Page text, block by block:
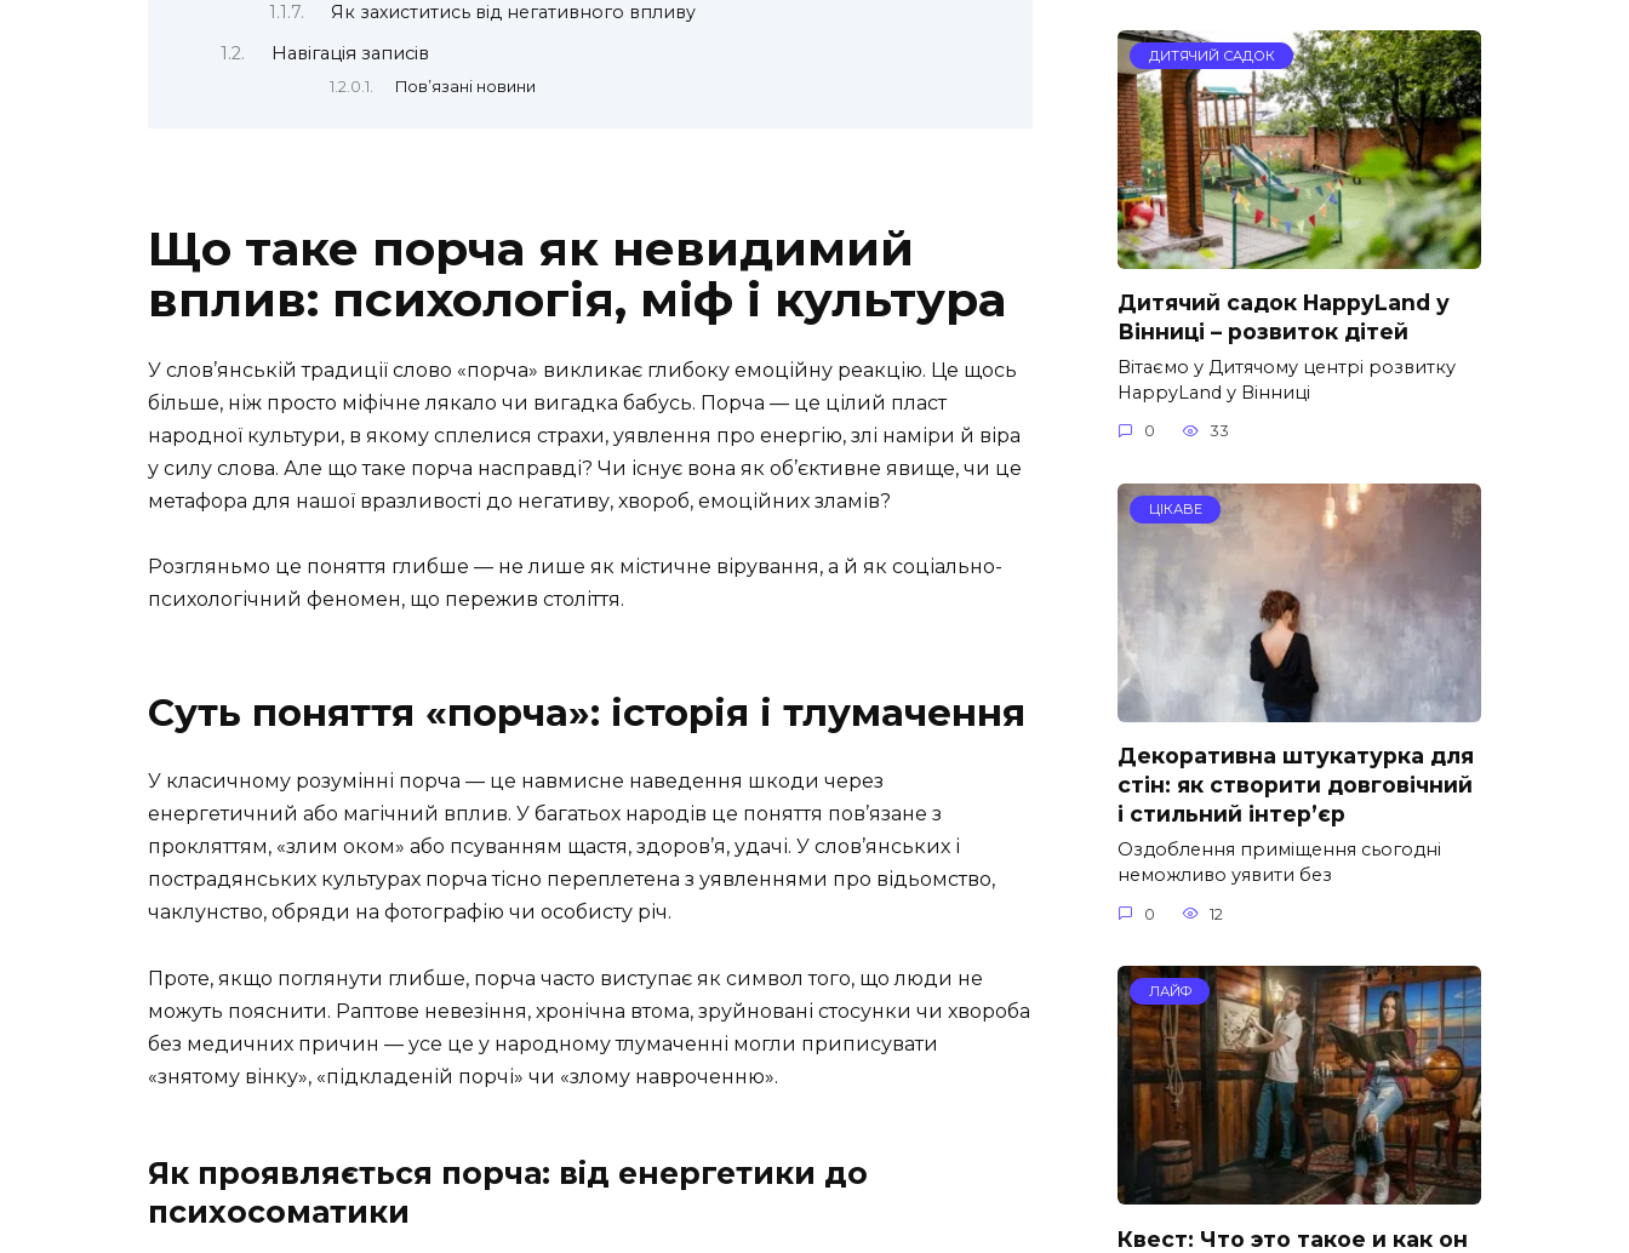
Як захиститись від негативного впливу
Навігація записів
Пов’язані новини
Що таке порча як невидимий
вплив: психологія, міф і культура
У слов’янській традиції слово «порча» викликає глибоку емоційну реакцію. Це щось
більше, ніж просто міфічне лякало чи вигадка бабусь. Порча — це цілий пласт
народної культури, в якому сплелися страхи, уявлення про енергію, злі наміри й віра
у силу слова. Але що таке порча насправді? Чи існує вона як об’єктивне явище, чи це
метафора для нашої вразливості до негативу, хвороб, емоційних зламів?
Розгляньмо це поняття глибше — не лише як містичне вірування, а й як соціально-
психологічний феномен, що пережив століття.
Суть поняття «порча»: історія і тлумачення
У класичному розумінні порча — це навмисне наведення шкоди через
енергетичний або магічний вплив. У багатьох народів це поняття пов’язане з
прокляттям, «злим оком» або псуванням щастя, здоров’я, удачі. У слов’янських і
пострадянських культурах порча тісно переплетена з уявленнями про відьомство,
чаклунство, обряди на фотографію чи особисту річ.
Проте, якщо поглянути глибше, порча часто виступає як символ того, що люди не
можуть пояснити. Раптове невезіння, хронічна втома, зруйновані стосунки чи хвороба
без медичних причин — усе це у народному тлумаченні могли приписувати
«знятому вінку», «підкладеній порчі» чи «злому навроченню».
Як проявляється порча: від енергетики до
психосоматики
ДИТЯЧИЙ САДОК
Дитячий садок HappyLand у
Вінниці – розвиток дітей
Вітаємо у Дитячому центрі розвитку
HappyLand у Вінниці
0 33
ЦІКАВЕ
Декоративна штукатурка для
стін: як створити довговічний
і стильний інтер’єр
Оздоблення приміщення сьогодні
неможливо уявити без
0 12
ЛАЙФ
Квест: Что это такое и как он